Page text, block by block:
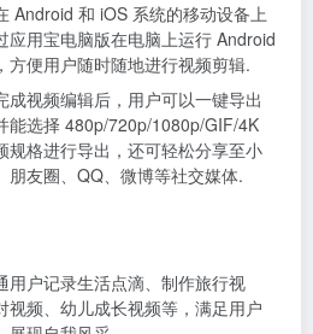
Android 和 iOS 系统的移动设备上
应用宝电脑版在电脑上运行 Android
方便用户随时随地进行视频剪辑.
成视频编辑后，用户可以一键导出
能选择 480p/720p/1080p/GIF/4K
规格进行导出，还可轻松分享至小
朋友圈、QQ、微博等社交媒体.
用户记录生活点滴、制作旅行视
视频、幼儿成长视频等，满足用户